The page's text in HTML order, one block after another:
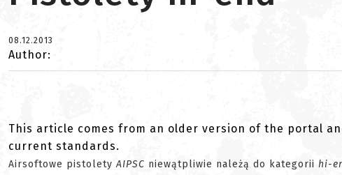
08.12.2013
Author:
This article comes from an older version of the portal
current standards.
Airsoftowe pistoletyAIPSC niewątpliwie należą do kategorii hi-